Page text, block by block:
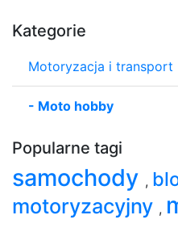
Kategorie
Motoryzacja i transport
- Moto hobby
Popularne tagi
samochody ,
motoryzacyjny ,